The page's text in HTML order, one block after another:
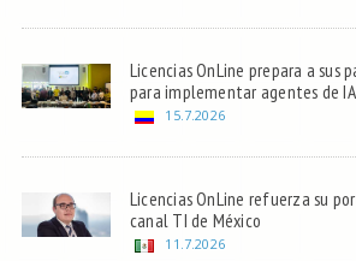
Licencias OnLine prepara a sus
para implementar agentes de IA
15.7.2026
Licencias OnLine refuerza su
canal TI de México
11.7.2026